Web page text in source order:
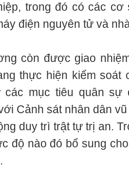
trong đó có các cơ
điện nguyên tử và
còn được giao
thực hiện kiểm soát
các mục tiêu quân sự
Cảnh sát nhân dân
duy trì trật tự trị an.
độ nào đó bổ sung